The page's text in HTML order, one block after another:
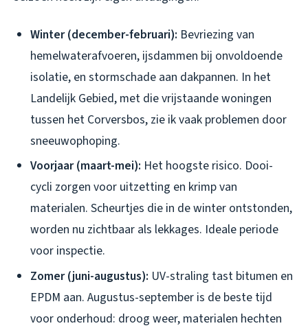
Winter (december-februari): Bevriezing van
hemelwaterafvoeren, ijsdammen bij onvoldoende
isolatie, en stormschade aan dakpannen. In het
Landelijk Gebied, met die vrijstaande woningen
tussen het Corversbos, zie ik vaak problemen door
sneeuwophoping.
Voorjaar (maart-mei): Het hoogste risico. Dooi-
cycli zorgen voor uitzetting en krimp van
materialen. Scheurtjes die in de winter ontstonden,
worden nu zichtbaar als lekkages. Ideale periode
voor inspectie.
Zomer (juni-augustus): UV-straling tast bitumen en
EPDM aan. Augustus-september is de beste tijd
voor onderhoud: droog weer, materialen hechten